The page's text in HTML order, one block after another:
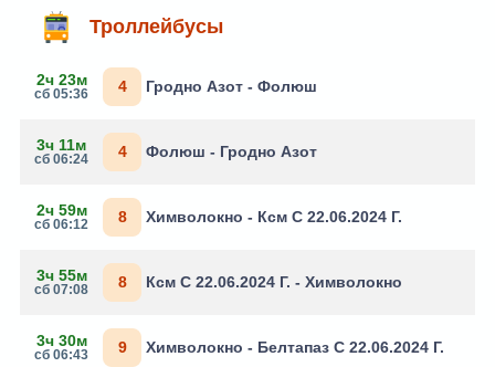
Троллейбусы
2ч 23м
сб 05:36 4 Гродно Азот - Фолюш
3ч 11м
сб 06:24 4 Фолюш - Гродно Азот
2ч 59м
сб 06:12 8 Химволокно - Ксм С 22.06.2024 Г.
3ч 55м
сб 07:08 8 Ксм С 22.06.2024 Г. - Химволокно
3ч 30м
сб 06:43 9 Химволокно - Белтапаз С 22.06.2024 Г.